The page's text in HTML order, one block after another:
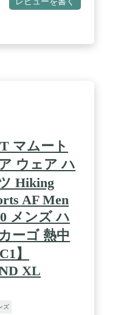
マムート
ウェア ハ
Hiking
AF Men
メンズ ハ
ーゴ 熱中
】
XL
ズ